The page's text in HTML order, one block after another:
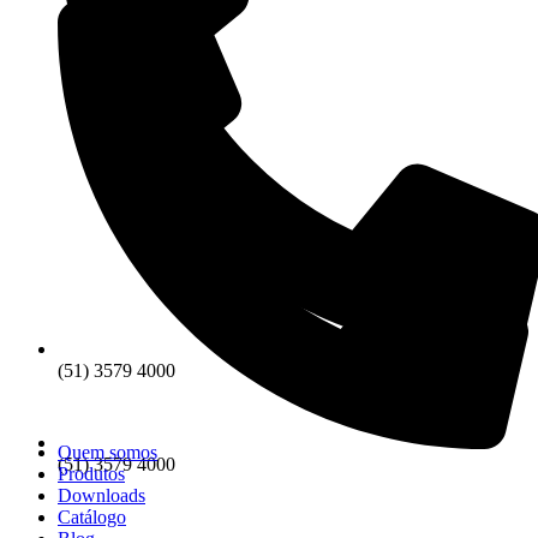
(51) 3579 4000
(51) 3579 4000
Quem somos
Produtos
Downloads
Catálogo